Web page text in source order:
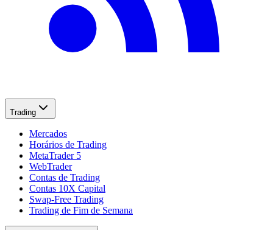
Trading
Mercados
Horários de Trading
MetaTrader 5
WebTrader
Contas de Trading
Contas 10X Capital
Swap-Free Trading
Trading de Fim de Semana